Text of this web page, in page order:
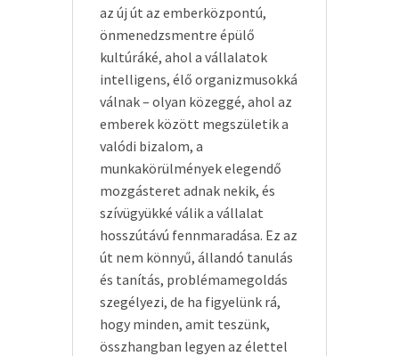
az új út az emberközpontú,
önmenedzsmentre épülő
kultúráké, ahol a vállalatok
intelligens, élő organizmusokká
válnak – olyan közeggé, ahol az
emberek között megszületik a
valódi bizalom, a
munkakörülmények elegendő
mozgásteret adnak nekik, és
szívügyükké válik a vállalat
hosszútávú fennmaradása. Ez az
út nem könnyű, állandó tanulás
és tanítás, problémamegoldás
szegélyezi, de ha figyelünk rá,
hogy minden, amit teszünk,
összhangban legyen az élettel